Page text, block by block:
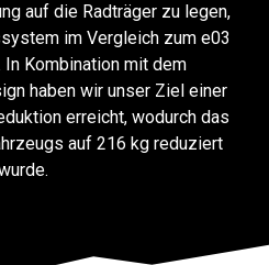
auf die Radträger zu legen,
im Vergleich zum e03
Kombination mit dem
haben wir unser Ziel einer
erreicht, wodurch das
auf 216 kg reduziert